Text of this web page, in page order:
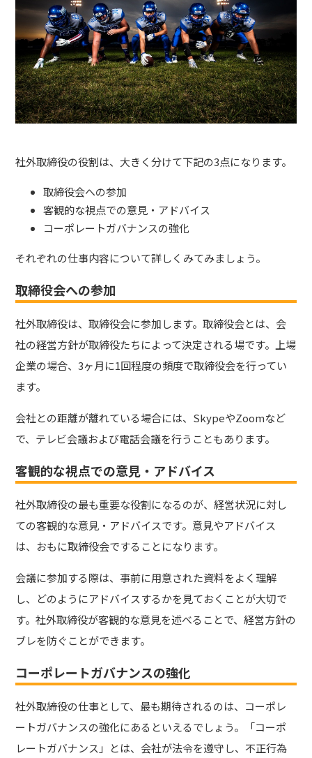
社外取締役の役割は、大きく分けて下記の3点になります。
取締役会への参加
客観的な視点での意見・アドバイス
コーポレートガバナンスの強化
それぞれの仕事内容について詳しくみてみましょう。
取締役会への参加
社外取締役は、取締役会に参加します。取締役会とは、会
社の経営方針が取締役たちによって決定される場です。
上場
企業の場合、3ヶ月に1回程度の頻度で取締役会を行ってい
ます。
会社との距離が離れている場合には、SkypeやZoomなど
で、テレビ会議および電話会議を行うこともあります。
客観的な視点での意見・アドバイス
社外取締役の最も重要な役割になるのが、経営状況に対し
ての客観的な意見・アドバイスです。意見やアドバイス
は、おもに取締役会ですることになります。
会議に参加する際は、事前に用意された資料をよく理解
し、どのようにアドバイスするかを見ておくことが大切で
す。社外取締役が客観的な意見を述べることで、経営方針の
ブレを防ぐことができます。
コーポレートガバナンスの強化
社外取締役の仕事として、最も期待されるのは、コーポレ
ートガバナンスの強化にあるといえるでしょう。
「コーポ
レートガバナンス」とは、会社が法令を遵守し、不正行為